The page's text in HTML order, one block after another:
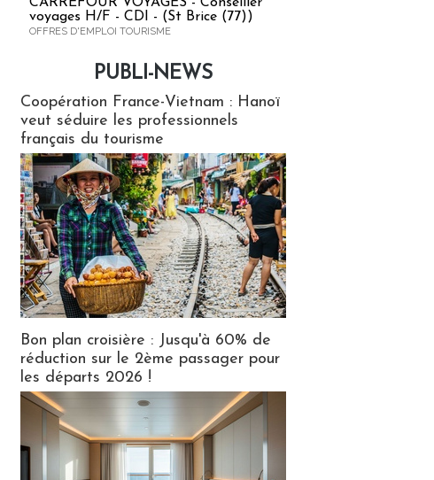
voyages H/F - CDI - (St Brice (77))
OFFRES D'EMPLOI TOURISME
PUBLI-NEWS
Coopération France-Vietnam : Hanoï
veut séduire les professionnels
français du tourisme
Bon plan croisière : Jusqu'à 60% de
réduction sur le 2ème passager pour
les départs 2026 !